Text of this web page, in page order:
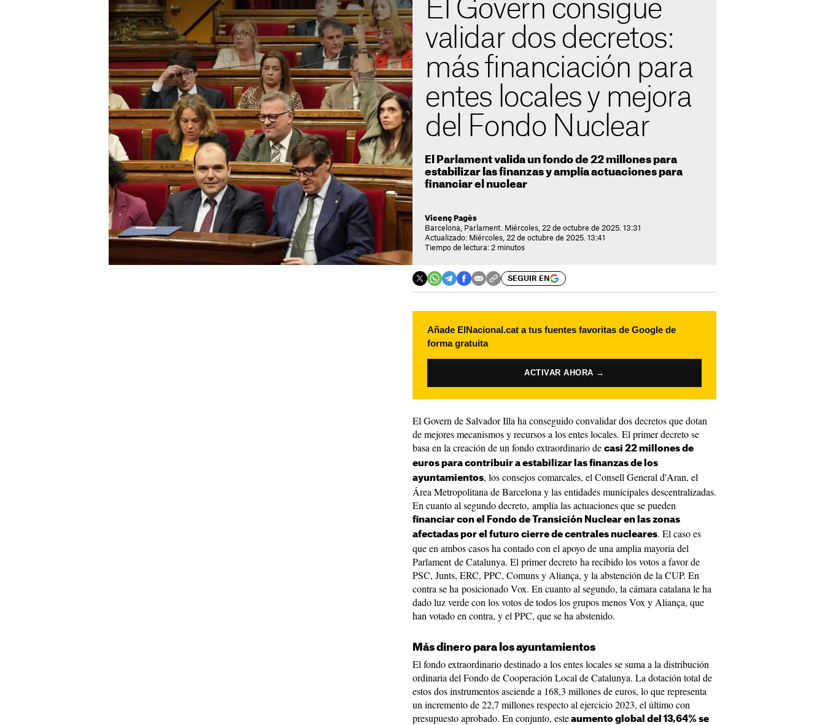
El Govern consigue
validar dos decretos:
más financiación para
entes locales y mejora
del Fondo Nuclear
El Parlament valida un fondo de 22 millones para
estabilizar las finanzas y amplía actuaciones para
financiar el nuclear
Vicenç Pagès
Barcelona, Parlament. Miércoles, 22 de octubre de 2025. 13:31
Actualizado: Miércoles, 22 de octubre de 2025. 13:41
Tiempo de lectura: 2 minutos
SEGUIR EN
Añade ElNacional.cat a tus fuentes favoritas de Google de
forma gratuita
ACTIVAR AHORA →
El Govern de Salvador Illa ha conseguido convalidar dos decretos que dotan
de mejores mecanismos y recursos a los entes locales. El primer decreto se
basa en la creación de un fondo extraordinario de casi 22 millones de
euros para contribuir a estabilizar las finanzas de los
ayuntamientos, los consejos comarcales, el Consell General d'Aran, el
Área Metropolitana de Barcelona y las entidades municipales descentralizadas.
En cuanto al segundo decreto, amplía las actuaciones que se pueden
financiar con el Fondo de Transición Nuclear en las zonas
afectadas por el futuro cierre de centrales nucleares. El caso es
que en ambos casos ha contado con el apoyo de una amplia mayoría del
Parlament de Catalunya. El primer decreto ha recibido los votos a favor de
PSC, Junts, ERC, PPC, Comuns y Aliança, y la abstención de la CUP. En
contra se ha posicionado Vox. En cuanto al segundo, la cámara catalana le ha
dado luz verde con los votos de todos los grupos menos Vox y Aliança, que
han votado en contra, y el PPC, que se ha abstenido.
Más dinero para los ayuntamientos
El fondo extraordinario destinado a los entes locales se suma a la distribución
ordinaria del Fondo de Cooperación Local de Catalunya. La dotación total de
estos dos instrumentos asciende a 168,3 millones de euros, lo que representa
un incremento de 22,7 millones respecto al ejercicio 2023, el último con
presupuesto aprobado. En conjunto, este aumento global del 13,64% se